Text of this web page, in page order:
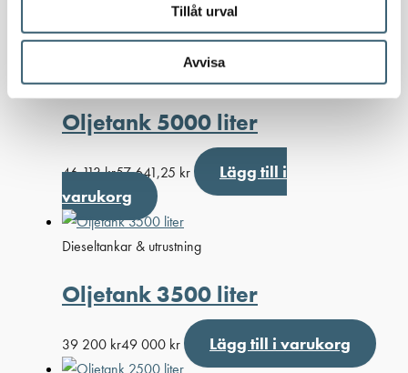
Tillåt urval
Avvisa
Dieseltankar & utrustning
Oljetank 5000 liter
46 113kr57 641,25 kr
Lägg till i
varukorg
Dieseltankar & utrustning
Oljetank 3500 liter
39 200 kr49 000 kr Lägg till i varukorg